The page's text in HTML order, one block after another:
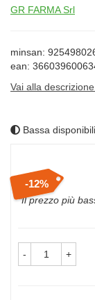
GR FARMA Srl
minsan:
ean:
Vai alla
Bassa
Sconto
del
12%
*Il prezzo più
- +